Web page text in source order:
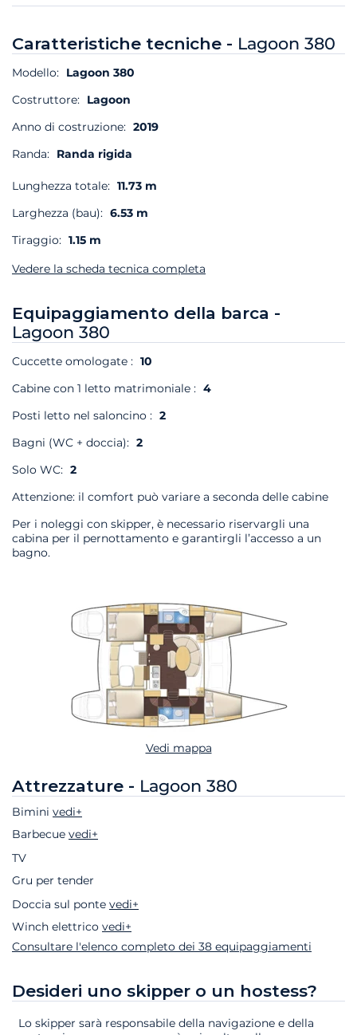
Caratteristiche tecniche - Lagoon 380
Modello: Lagoon 380
Costruttore: Lagoon
Anno di costruzione: 2019
Randa: Randa rigida
Lunghezza totale: 11.73 m
Larghezza (bau): 6.53 m
Tiraggio: 1.15 m
Vedere la scheda tecnica completa
Equipaggiamento della barca -
Lagoon 380
Cuccette omologate : 10
Cabine con 1 letto matrimoniale : 4
Posti letto nel saloncino : 2
Bagni (WC + doccia): 2
Solo WC: 2
Attenzione: il comfort può variare a seconda delle cabine
Per i noleggi con skipper, è necessario riservargli una
cabina per il pernottamento e garantirgli l’accesso a un
bagno.
Vedi mappa
Attrezzature - Lagoon 380
Bimini vedi+
Barbecue vedi+
TV
Gru per tender
Doccia sul ponte vedi+
Winch elettrico vedi+
Consultare l'elenco completo dei 38 equipaggiamenti
Desideri uno skipper o un hostess?
Lo skipper sarà responsabile della navigazione e della